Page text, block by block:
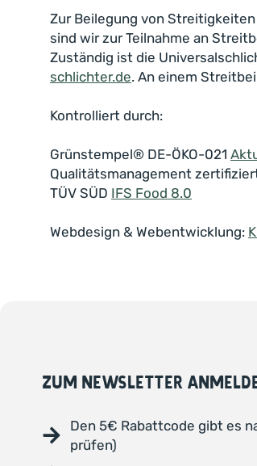
Zur Beilegung von
sind wir zur Teilnahme an
Zuständig ist die
schlichter.de. An einem
Kontrolliert durch:
Grünstempel® DE-ÖKO-021
Qualitätsmanagement
TÜV SÜD IFS Food 8.0
Webdesign & Webentwicklung:
ZUM NEWSLETTER
Den 5€ Rabattcode gibt es
prüfen)